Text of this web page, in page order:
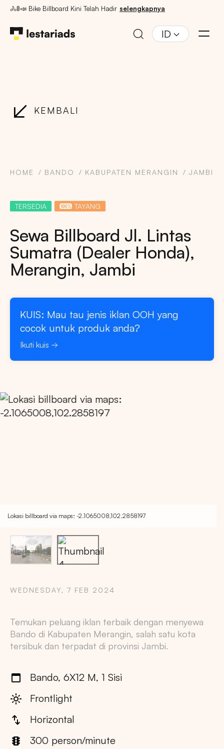
🚴🚦📣 Bike Billboard Kini Telah Hadir selengkapnya
ID
KEMBALI
HOME BANDO KABUPATEN MERANGIN JAMBI
TERSEDIA TAYANG
Sewa Billboard Jl. Lintas
Sumatra (Dealer Honda),
Merangin, Jambi
KUIS: Mau tau jenis iklan OOH yang
cocok untuk produk anda?
Ikuti kuis
Lokasi billboard via maps: -2.1065008,102.2858197
WEDNESDAY, 7 FEB 2024
Temukan peluang iklan terbaik dengan menyewa
Bando di Kabupaten Merangin, salah satu kota
tersibuk dan terpadat di provinsi Jambi.
Bando, 6X12 M, 1 Sisi
Frontlight
Horizontal
300 person/minute
Copy